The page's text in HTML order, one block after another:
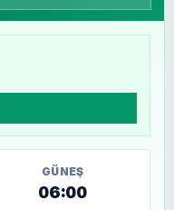
GÜNEŞ
06:00